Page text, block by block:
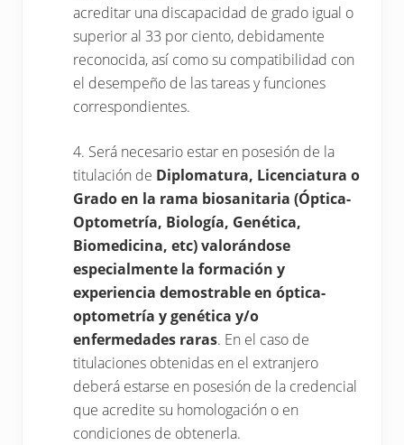
acreditar una discapacidad de grado igual o
superior al 33 por ciento, debidamente
reconocida, así como su compatibilidad con
el desempeño de las tareas y funciones
correspondientes.
4. Será necesario estar en posesión de la
titulación de Diplomatura, Licenciatura o
Grado en la rama biosanitaria (Óptica-
Optometría, Biología, Genética,
Biomedicina, etc) valorándose
especialmente la formación y
experiencia demostrable en óptica-
optometría y genética y/o
enfermedades raras. En el caso de
titulaciones obtenidas en el extranjero
deberá estarse en posesión de la credencial
que acredite su homologación o en
condiciones de obtenerla.